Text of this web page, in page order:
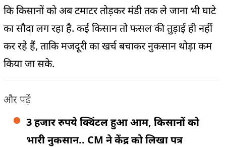
कि किसानों को अब टमाटर तोड़कर मंडी तक ले जाना भी घाटे
का सौदा लग रहा है. कई किसान तो फसल की तुड़ाई ही नहीं
कर रहे हैं, ताकि मजदूरी का खर्च बचाकर नुकसान थोड़ा कम
किया जा सके.
और पढ़ें
3 हजार रुपये क्विंटल हुआ आम, किसानों को
भारी नुकसान.. CM ने केंद्र को लिखा पत्र